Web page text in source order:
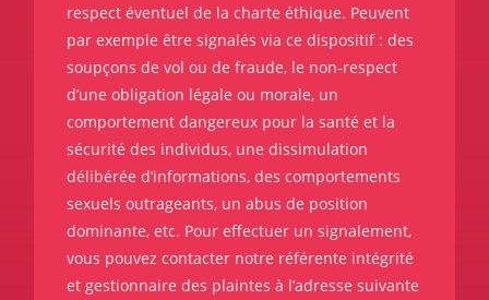
respect éventuel de la charte éthique. Peuvent
par exemple être signalés via ce dispositif : des
soupçons de vol ou de fraude, le non-respect
d’une obligation légale ou morale, un
comportement dangereux pour la santé et la
sécurité des individus, une dissimulation
délibérée d’informations, des comportements
sexuels outrageants, un abus de position
dominante, etc. Pour effectuer un signalement,
vous pouvez contacter notre référente intégrité
et gestionnaire des plaintes à l’adresse suivante